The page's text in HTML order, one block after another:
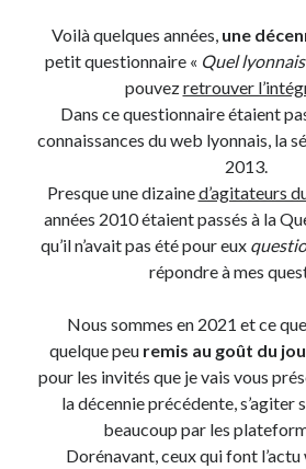
littleceltdansComment j’ai opéré ma
AnthonydansComment j’ai opéré ma
Renaud DucherdansComment j’ai opéré ma
personnelle
Commentaires récents
T’as vu quoi ? #52
JF
C’était pas mieux avant… à Lyon
Comment j’ai opéré ma
Comment j’ai opéré
personnelle
On parle de quoi ?
Voilà quelques années, une
petit questionnaire « Quel
pouvezretrouver
Dans ce questionnaire étaient
connaissances du web lyonnais, la
2013.
Presque une dizained’agitateurs
années 2010 étaient passés à la
qu’il n’avait pas été pour eux
répondre à mes
Nous sommes en 2021 et ce
quelque peuremis au goût du
pour les invités que je vais vous
la décennie précédente, s’agiter
beaucoup par les
Dorénavant, ceux qui font